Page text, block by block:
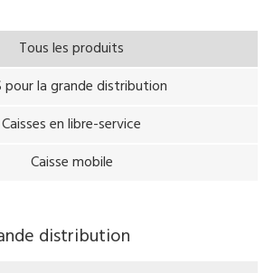
Tous les produits
pour la grande distribution
Caisses en libre-service
Caisse mobile
distribution